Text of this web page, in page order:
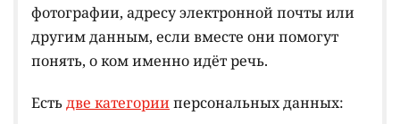
фотографии, адресу электронной почты или
другим данным, если вместе они помогут
понять, о ком именно идёт речь.
Естьдве категорииперсональных данных: